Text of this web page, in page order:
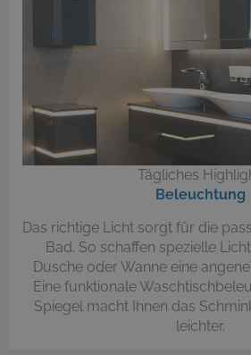
Tägliches
Beleuchtung
Das richtige Licht sorgt für die
Bad. So schaffen spezielle
Dusche oder Wanne eine
Eine funktionale
Spiegel macht Ihnen das
leichter.